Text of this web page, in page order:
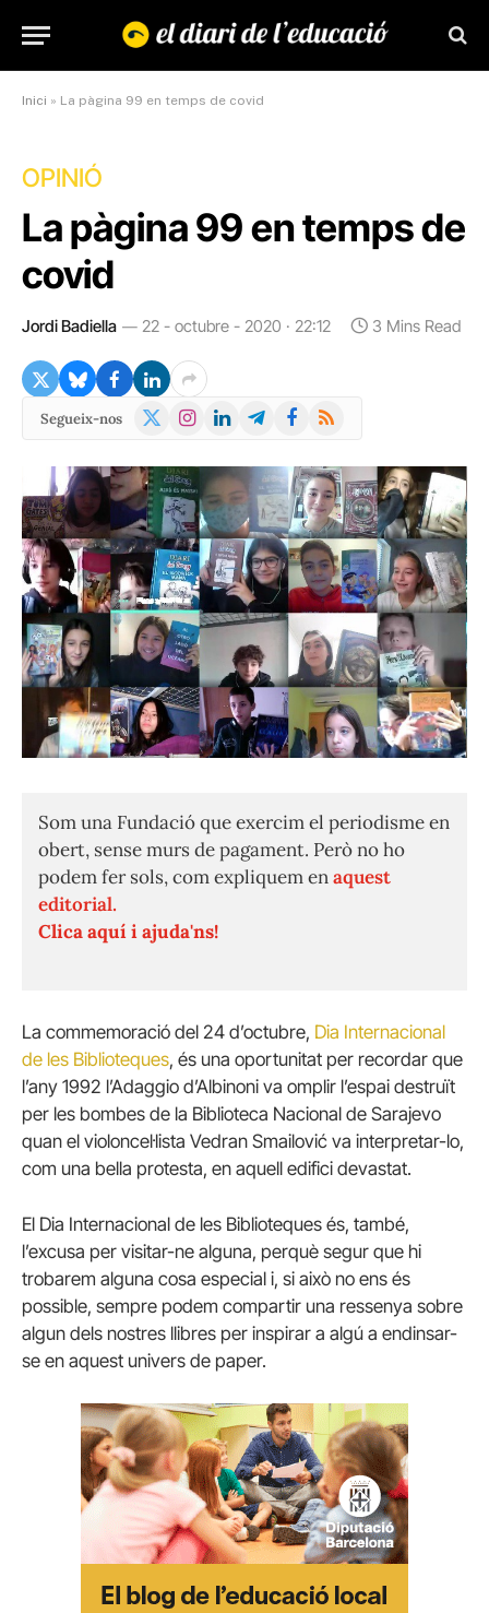
Inici » La pàgina 99 en temps de covid
OPINIÓ
La pàgina 99 en temps de
covid
Jordi Badiella 22 - octubre - 2020 · 22:12 3 Mins Read
Segueix-nos
X
Instagram
LinkedInTelegramFacebook
RSS
Som una Fundació que exercim el periodisme en
obert, sense murs de pagament. Però no ho
podem fer sols, com expliquem enaquest
editorial.
Clica aquí i ajuda'ns!
La commemoració del 24 d’octubre, Dia Internacional
de les Biblioteques, és una oportunitat per recordar que
l’any 1992 l’Adaggio d’Albinoni va omplir l’espai destruït
per les bombes de la Biblioteca Nacional de Sarajevo
quan el violoncel·lista Vedran Smailović va interpretar-lo,
com una bella protesta, en aquell edifici devastat.
El Dia Internacional de les Biblioteques és, també,
l’excusa per visitar-ne alguna, perquè segur que hi
trobarem alguna cosa especial i, si això no ens és
possible, sempre podem compartir una ressenya sobre
algun dels nostres llibres per inspirar a algú a endinsar-
se en aquest univers de paper.